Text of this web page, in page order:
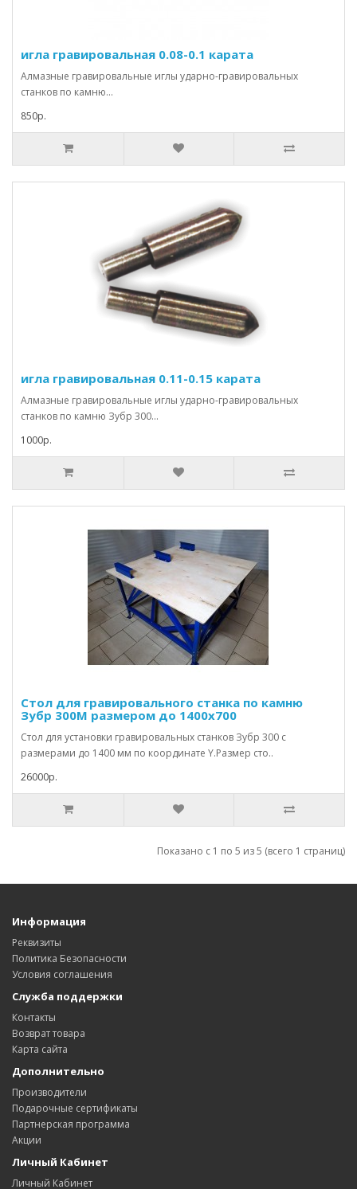
игла гравировальная 0.08-0.1 карата
Алмазные гравировальные иглы ударно-гравировальных
станков по камню...
850р.
игла гравировальная 0.11-0.15 карата
Алмазные гравировальные иглы ударно-гравировальных
станков по камню Зубр 300...
1000р.
Стол для гравировального станка по камню
Зубр 300М размером до 1400х700
Стол для установки гравировальных станков Зубр 300 с
размерами до 1400 мм по координате Y.Размер сто..
26000р.
Показано с 1 по 5 из 5 (всего 1 страниц)
Информация
Реквизиты
Политика Безопасности
Условия соглашения
Служба поддержки
Контакты
Возврат товара
Карта сайта
Дополнительно
Производители
Подарочные сертификаты
Партнерская программа
Акции
Личный Кабинет
Личный Кабинет